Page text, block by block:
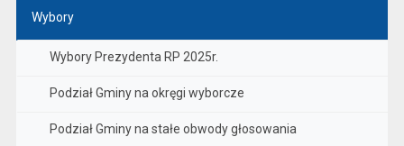
Wybory
Wybory Prezydenta RP 2025r.
Podział Gminy na okręgi wyborcze
Podział Gminy na stałe obwody głosowania